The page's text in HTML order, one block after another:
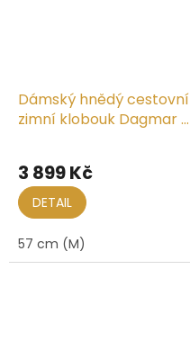
Dámský hnědý cestovní
zimní klobouk Dagmar -
3 899 Kč
DETAIL
57 cm (M)